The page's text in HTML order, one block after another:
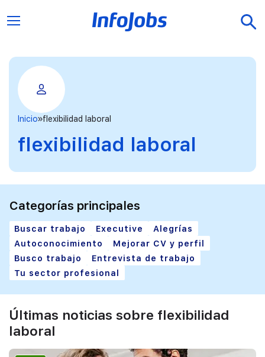
Inicio flexibilidad laboral
flexibilidad laboral
Categorías principales
Buscar trabajo Executive
Alegrías
Autoconocimiento
Mejorar CV y perfil
Busco trabajo
Entrevista de trabajo
Tu sector profesional
Últimas noticias sobre flexibilidad
laboral